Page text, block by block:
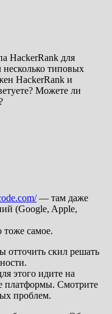
HackerRank для
типовых
HackerRank и
Можете ли
— там даже
(Google, Apple,
самое.
отточить скил решать
этого идите на
платформы. Смотрите
проблем.